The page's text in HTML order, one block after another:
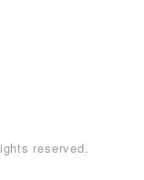
reserved.